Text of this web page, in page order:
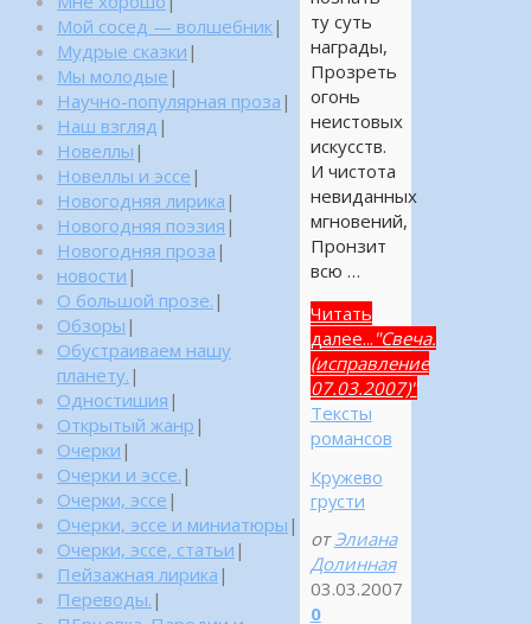
ту суть
награды,
Прозреть
огонь
неистовых
искусств.
И чистота
невиданных
мгновений,
Пронзит
всю …
Читать
далее... "Свеча.
(исправление
07.03.2007)"
Тексты
романсов
Кружево
грусти
от Элиана
Долинная
03.03.2007
0
Мой сосед — волшебник|
Мудрые сказки |
Мы молодые |
Научно-популярная проза |
Наш взгляд |
Новеллы |
Новеллы и эссе |
Новогодняя лирика |
Новогодняя поэзия |
Новогодняя проза |
новости |
О большой прозе. |
Обзоры |
Обустраиваем нашу
планету. |
Одностишия |
Открытый жанр |
Очерки |
Очерки и эссе. |
Очерки, эссе |
Очерки, эссе и миниатюры |
Очерки, эссе, статьи |
Пейзажная лирика |
Переводы. |